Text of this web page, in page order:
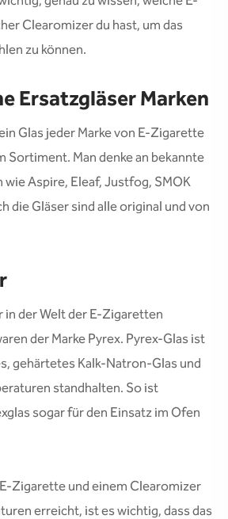
Clearomizer du hast, um das
zu können.
Ersatzgläser Marken
Glas jeder Marke von E-Zigarette
Sortiment. Man denke an bekannte
wie Aspire, Eleaf, Justfog, SMOK
die Gläser sind alle original und von
in der Welt der E-Zigaretten
der Marke Pyrex. Pyrex-Glas ist
gehärtetes Kalk-Natron-Glas und
standhalten. So ist
sogar für den Einsatz im Ofen
Zigarette und einem Clearomizer
erreicht, ist es wichtig, dass das